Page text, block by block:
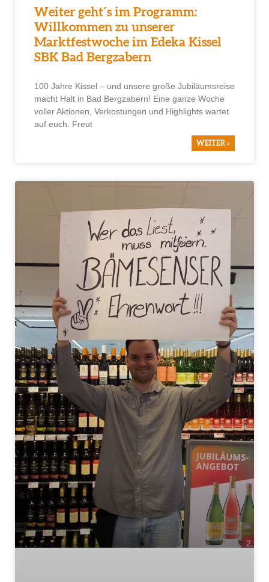
Weiter geht´s im Programm:
Willkommen zu unserer
Marktfestwoche im Edeka Kissel
SBK Bad Bergzabern
100 Jahre Kissel – und unsere große Jubiläumsreise
macht Halt in Bad Bergzabern! Eine ganze Woche
voller Aktionen, Verkostungen und Highlights wartet
auf euch. Freut
WEITER »